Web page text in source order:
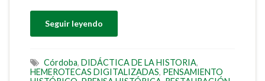
Seguir leyendo
Córdoba, DIDÁCTICA DE LA HISTORIA,
HEMEROTECAS DIGITALIZADAS, PENSAMIENTO